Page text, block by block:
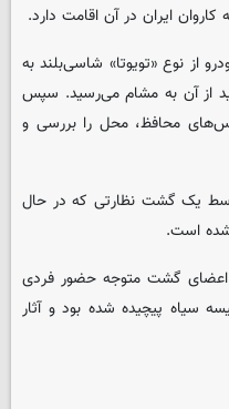
ایران در آن اقامت دارد.
از نوع «تویوتا» شاسی‌بلند به
از آن به مشام می‌رسید. سپس
محافظ، محل را بررسی و
یک گشت نظارتی که در حال
است.
اعضای گشت متوجه حضور فردی
سیاه پیچیده شده بود و آثار